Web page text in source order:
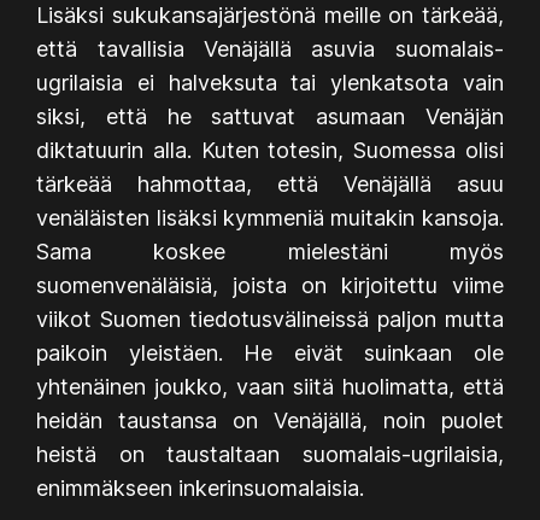
Lisäksi sukukansajärjestönä meille on tärkeää,
että tavallisia Venäjällä asuvia suomalais-
ugrilaisia ei halveksuta tai ylenkatsota vain
siksi, että he sattuvat asumaan Venäjän
diktatuurin alla. Kuten totesin, Suomessa olisi
tärkeää hahmottaa, että Venäjällä asuu
venäläisten lisäksi kymmeniä muitakin kansoja.
Sama koskee mielestäni myös
suomenvenäläisiä, joista on kirjoitettu viime
viikot Suomen tiedotusvälineissä paljon mutta
paikoin yleistäen. He eivät suinkaan ole
yhtenäinen joukko, vaan siitä huolimatta, että
heidän taustansa on Venäjällä, noin puolet
heistä on taustaltaan suomalais-ugrilaisia,
enimmäkseen inkerinsuomalaisia.